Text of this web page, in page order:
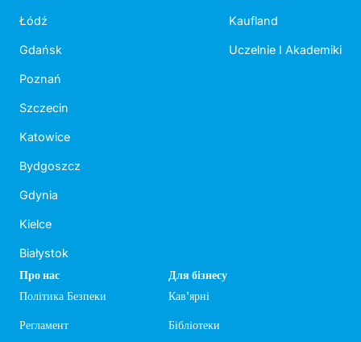
Łódź
Gdańsk
Poznań
Szczecin
Katowice
Bydgoszcz
Gdynia
Kielce
Białystok
Kaufland
Uczelnie I Akademiki
Про нас
Політика Безпеки
Регламент
Для бізнесу
Кав'ярні
Бібліотеки